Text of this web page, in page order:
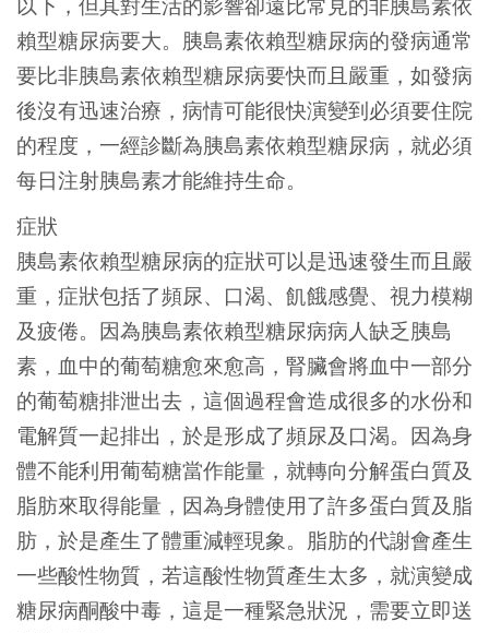
以下，但其對生活的影響卻遠比常見的非胰島素依
賴型糖尿病要大。胰島素依賴型糖尿病的發病通常
要比非胰島素依賴型糖尿病要快而且嚴重，如發病
後沒有迅速治療，病情可能很快演變到必須要住院
的程度，一經診斷為胰島素依賴型糖尿病，就必須
每日注射胰島素才能維持生命。
症狀
胰島素依賴型糖尿病的症狀可以是迅速發生而且嚴
重，症狀包括了頻尿、口渴、飢餓感覺、視力模糊
及疲倦。因為胰島素依賴型糖尿病病人缺乏胰島
素，血中的葡萄糖愈來愈高，腎臟會將血中一部分
的葡萄糖排泄出去，這個過程會造成很多的水份和
電解質一起排出，於是形成了頻尿及口渴。因為身
體不能利用葡萄糖當作能量，就轉向分解蛋白質及
脂肪來取得能量，因為身體使用了許多蛋白質及脂
肪，於是產生了體重減輕現象。脂肪的代謝會產生
一些酸性物質，若這酸性物質產生太多，就演變成
糖尿病酮酸中毒，這是一種緊急狀況，需要立即送